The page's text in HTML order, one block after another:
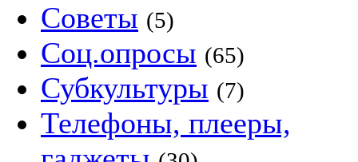
Советы (5)
Соц.опросы (65)
Субкультуры (7)
Телефоны, плееры,